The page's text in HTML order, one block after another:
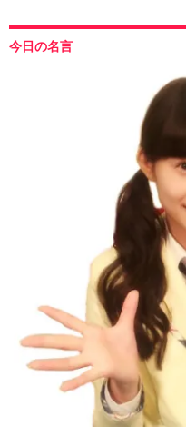
今日の名言